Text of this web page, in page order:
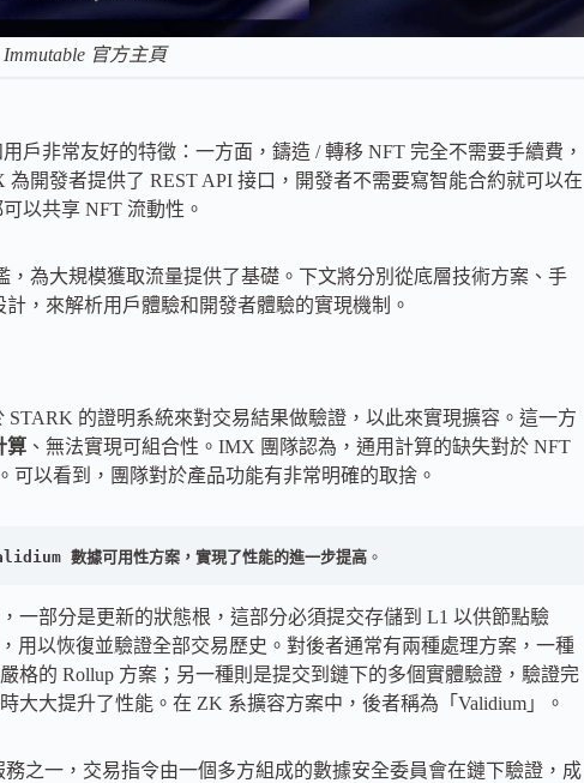
Immutable 官方主頁
戶非常友好的特徵：一方面，鑄造 / 轉移 NFT 完全不需要手續費，
開發者提供了 REST API 接口，開發者不需要寫智能合約就可以在
以共享 NFT 流動性。
為大規模獲取流量提供了基礎。下文將分別從底層技術方案、手
，來解析用戶體驗和開發者體驗的實現機制。
的證明系統來對交易結果做驗證，以此來實現擴容。這一方
算 、無法實現可組合性。IMX 團隊認為，通用計算的缺失對於 NFT
以看到，團隊對於產品功能有非常明確的取捨。
數據可用性方案，實現了性能的進一步提高 。
一部分是更新的狀態根，這部分必須提交存儲到 L1 以供節點驗
用以恢復並驗證全部交易歷史。對後者通常有兩種處理方案，一種
格的 Rollup 方案；另一種則是提交到鏈下的多個實體驗證，驗證完
大大提升了性能。在 ZK 系擴容方案中，後者稱為「Validium」。
之一，交易指令由一個多方組成的數據安全委員會在鏈下驗證，成